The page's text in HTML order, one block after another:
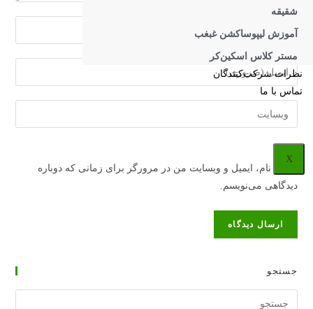
شقیقه
آموزش لیپوساکشن غبغب
مستر کلاس اسکین‌کر
نظرات شرکت‌کنندگان
تماس با ما
X
ارسال
دیدگاه
نام
یا
نام‌کاربری
خود
را
وارد
کنید
برای
ارسال
دیدگاه
آدرس
خود
را
وارد
وبسایت
خود
را
وارد
(اختیاری)
ذخیره نام، ایمیل و وبسایت من در مرورگر برای زمانی که دوباره
دیدگاهی می‌نویسم.
جستجو